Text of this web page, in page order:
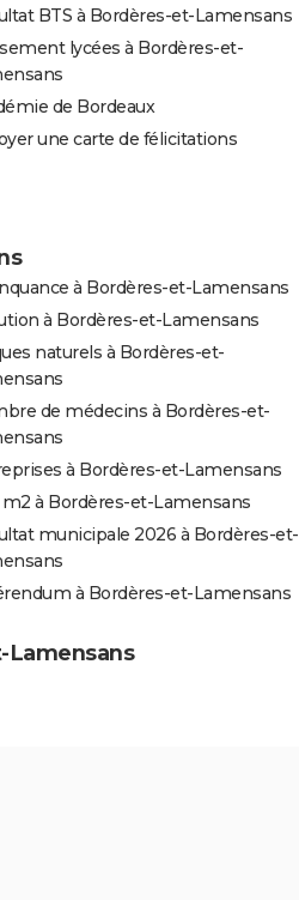
BTS à Bordères-et-Lamensans
lycées à Bordères-et-
de Bordeaux
une carte de félicitations
à Bordères-et-Lamensans
à Bordères-et-Lamensans
naturels à Bordères-et-
de médecins à Bordères-et-
à Bordères-et-Lamensans
à Bordères-et-Lamensans
municipale 2026 à Bordères-et-
à Bordères-et-Lamensans
Lamensans